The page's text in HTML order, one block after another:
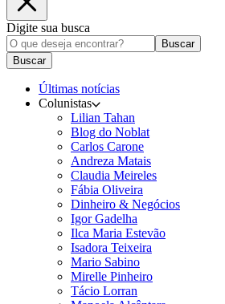
Digite sua busca
Buscar
Buscar
Últimas notícias
Colunistas
Lilian Tahan
Blog do Noblat
Carlos Carone
Andreza Matais
Claudia Meireles
Fábia Oliveira
Dinheiro & Negócios
Igor Gadelha
Ilca Maria Estevão
Isadora Teixeira
Mario Sabino
Mirelle Pinheiro
Tácio Lorran